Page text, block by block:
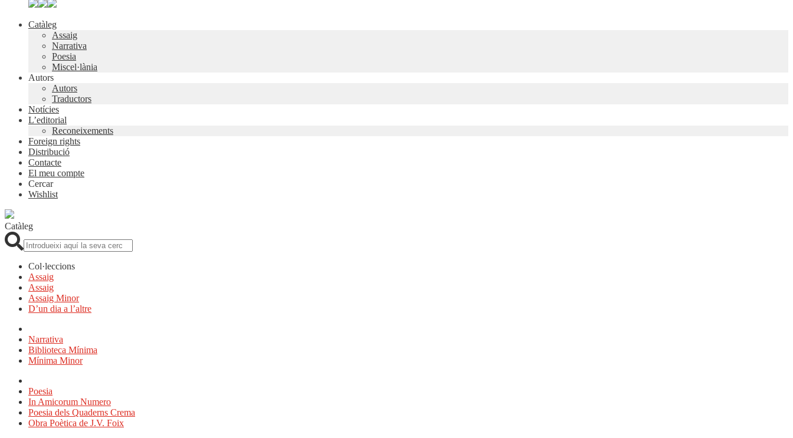
Catàleg
Assaig
Narrativa
Poesia
Miscel·lània
Autors
Autors
Traductors
Notícies
L’editorial
Reconeixements
Foreign rights
Distribució
Contacte
El meu compte
Cercar
Wishlist
Catàleg
Col·leccions
Assaig
Assaig
Assaig Minor
D’un dia a l’altre
Narrativa
Biblioteca Mínima
Mínima Minor
Poesia
In Amicorum Numero
Poesia dels Quaderns Crema
Obra Poètica de J.V. Foix